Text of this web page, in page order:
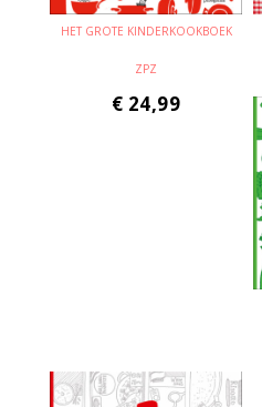
HET GROTE KINDERKOOKBOEK
ZPZ
€ 24,99